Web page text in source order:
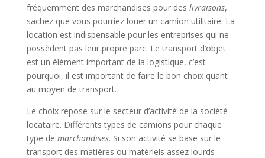
fréquemment des marchandises pour des livraisons,
sachez que vous pourriez louer un camion utilitaire. La
location est indispensable pour les entreprises qui ne
possèdent pas leur propre parc. Le transport d’objet
est un élément important de la logistique, c’est
pourquoi, il est important de faire le bon choix quant
au moyen de transport.
Le choix repose sur le secteur d’activité de la société
locataire. Différents types de camions pour chaque
type de marchandises. Si son activité se base sur le
transport des matières ou matériels assez lourds